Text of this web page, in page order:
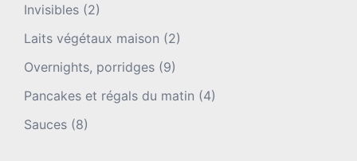
Invisibles (2)
Laits végétaux maison (2)
Overnights, porridges (9)
Pancakes et régals du matin (4)
Sauces (8)